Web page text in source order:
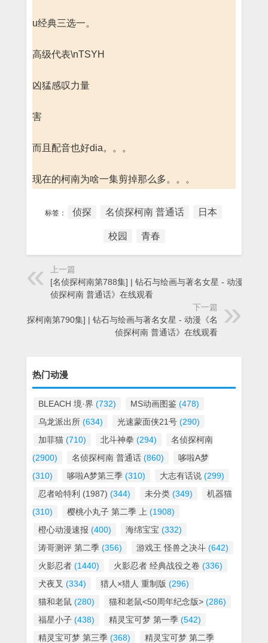
u经典三选一。
高级代表\nTSYH
凶猛感叹力量
害
而且配音也好dia。。。
现在的柯南为啥一集剪掉那么多。。。
标签： 侦探 名侦探柯南 普通话 日本
校园 青春
上一篇
[名侦探柯南第788集] | 钻石与绘画与著名女星 - 动漫《名
侦探柯南 普通话》在线观看
下一篇
[名侦探柯南第790集] | 钻石与绘画与著名女星 - 动漫《名
侦探柯南 普通话》在线观看
热门动漫
BLEACH 境·界 (732) MS动画图鉴 (478)
乌龙派出所 (634) 光速蒙面侠21号 (290)
加菲猫 (710) 北斗神拳 (294)
名侦探柯南
(2900)
名侦探柯南 普通话 (860)
哆啦A梦
(310)
哆啦A梦第三季 (310) 大志有话说 (299)
忍者哈特利 (1987) (344) 未分类 (349)
机器猫
(310)
樱桃小丸子 第二季 上 (1908)
橙心动漫速报 (400) 海绵宝宝 (332)
涛哥测评 第二季 (356) 游戏王 怪兽之决斗 (642)
火影忍者 (1440) 火影忍者 经典战役之卷 (336)
犬夜叉 (334) 猎人×猎人 重制版 (296)
猫和老鼠 (280) 猫和老鼠<50周年纪念版> (286)
福星小子 (438) 精灵宝可梦 第一季 (542)
精灵宝可梦 第三季 (368)
精灵宝可梦 第二季